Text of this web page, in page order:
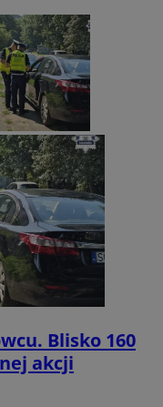
Blisko 160
akcji